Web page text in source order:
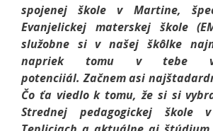
spojenej škole v Martine,
Evanjelickej materskej škole
služobne si v našej škôlke
napriek tomu v tebe
potenciiál. Začnem asi
Čo ťa viedlo k tomu, že si si
Strednej pedagogickej škole v